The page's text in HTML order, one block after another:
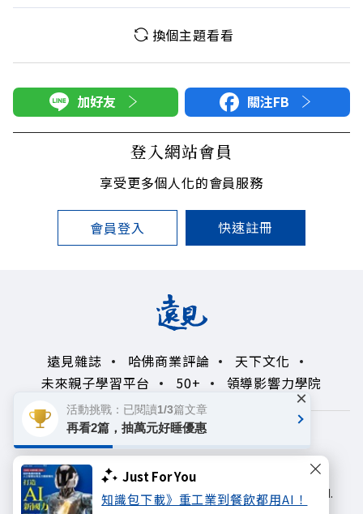
Just For You
知識包下載》重工業到餐飲都用AI！
換個主題看看
加好友 關注FB
登入網站會員
享受更多個人化的會員服務
會員登入 快速註冊
遠見雜誌 哈佛商業評論
天下文化
未來親子學習平台
50+ 領導影響力學院
著作權聲明
隱私權政策
Copyright© 1999~2026
遠見天下文化出版股份有限公司. All rights reserved.
活動挑戰：已閱讀1/3篇文章
再看2篇，抽萬元好睡優惠
×